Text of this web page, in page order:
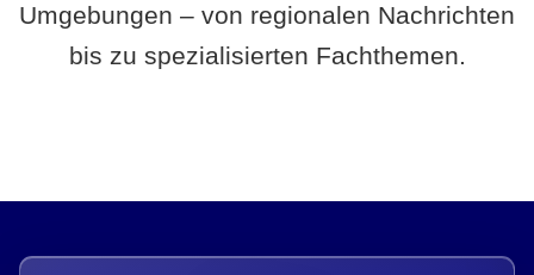
Umgebungen – von regionalen Nachrichten
bis zu spezialisierten Fachthemen.